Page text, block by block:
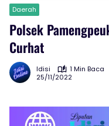
Daerah
Polsek
Curhat
Idisi
1 Min Baca
25/11/2022